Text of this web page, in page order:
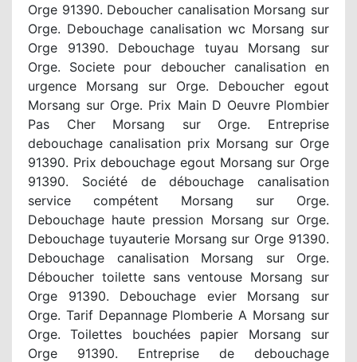
Orge 91390. Deboucher canalisation Morsang sur
Orge. Debouchage canalisation wc Morsang sur
Orge 91390. Debouchage tuyau Morsang sur
Orge. Societe pour deboucher canalisation en
urgence Morsang sur Orge. Deboucher egout
Morsang sur Orge. Prix Main D Oeuvre Plombier
Pas Cher Morsang sur Orge. Entreprise
debouchage canalisation prix Morsang sur Orge
91390. Prix debouchage egout Morsang sur Orge
91390. Société de débouchage canalisation
service compétent Morsang sur Orge.
Debouchage haute pression Morsang sur Orge.
Debouchage tuyauterie Morsang sur Orge 91390.
Debouchage canalisation Morsang sur Orge.
Déboucher toilette sans ventouse Morsang sur
Orge 91390. Debouchage evier Morsang sur
Orge. Tarif Depannage Plomberie A Morsang sur
Orge. Toilettes bouchées papier Morsang sur
Orge 91390. Entreprise de debouchage